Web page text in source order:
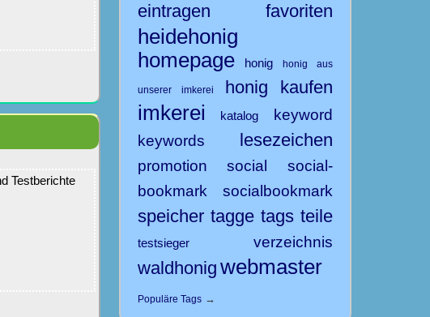
Testberichte
eintragen favoriten
heidehonig
homepage
honig honig aus
unserer imkerei honig kaufen
imkerei katalog
keyword
keywords
lesezeichen
promotion social
social-
bookmark
socialbookmark
speicher tagge tags teile
testsieger verzeichnis
waldhonig webmaster
Populäre Tags→